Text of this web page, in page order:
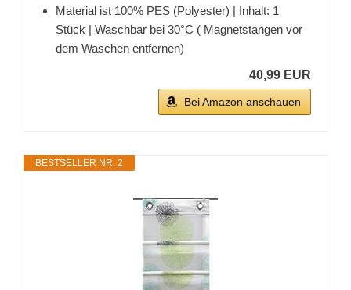
Material ist 100% PES (Polyester) | Inhalt: 1
Stück | Waschbar bei 30°C ( Magnetstangen vor
dem Waschen entfernen)
40,99 EUR
Bei Amazon anschauen
BESTSELLER NR. 2